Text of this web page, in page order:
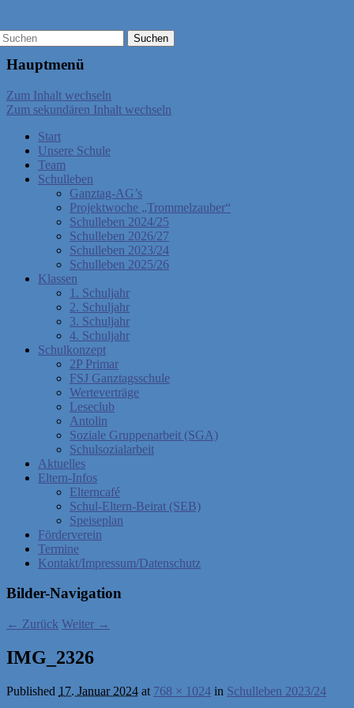
Hauptmenü
Zum Inhalt wechseln
Zum sekundären Inhalt wechseln
Start
Unsere Schule
Team
Schulleben
Ganztag-AG’s
Projektwoche „Trommelzauber“
Schulleben 2024/25
Schulleben 2026/27
Schulleben 2023/24
Schulleben 2025/26
Klassen
1. Schuljahr
2. Schuljahr
3. Schuljahr
4. Schuljahr
Schulkonzept
2P Primar
FSJ Ganztagsschule
Werteverträge
Leseclub
Antolin
Soziale Gruppenarbeit (SGA)
Schulsozialarbeit
Aktuelles
Eltern-Infos
Elterncafé
Schul-Eltern-Beirat (SEB)
Speiseplan
Förderverein
Termine
Kontakt/Impressum/Datenschutz
Bilder-Navigation
← Zurück Weiter →
IMG_2326
Published 17. Januar 2024 at 768 × 1024 in Schulleben 2023/24